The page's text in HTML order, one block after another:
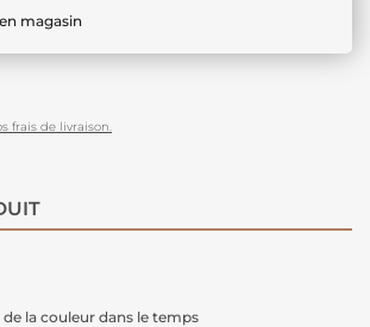
magasin
frais de livraison.
la couleur dans le temps